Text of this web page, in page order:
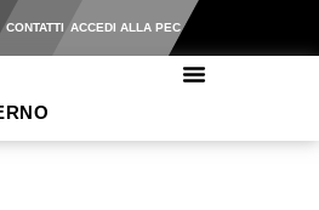
CONTATTI ACCEDI ALLA PEC